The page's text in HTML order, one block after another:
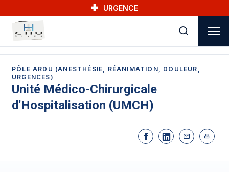
URGENCE
PÔLE ARDU (ANESTHÉSIE, RÉANIMATION, DOULEUR,
URGENCES)
Unité Médico-Chirurgicale
d'Hospitalisation (UMCH)